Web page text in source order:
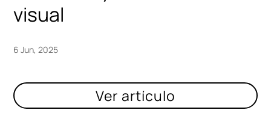
visual
6 Jun, 2025